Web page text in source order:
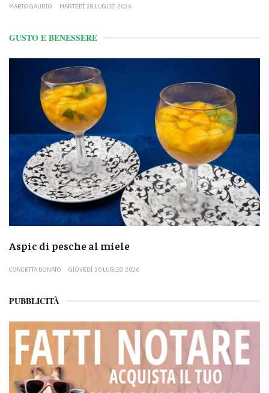
MARIO GAUDIO MARTEDÌ 28 LUGLIO 2026
GUSTO E BENESSERE
Aspic di pesche al miele
CONCETTA DONATO GIOVEDÌ 30 LUGLIO 2026
PUBBLICITÀ